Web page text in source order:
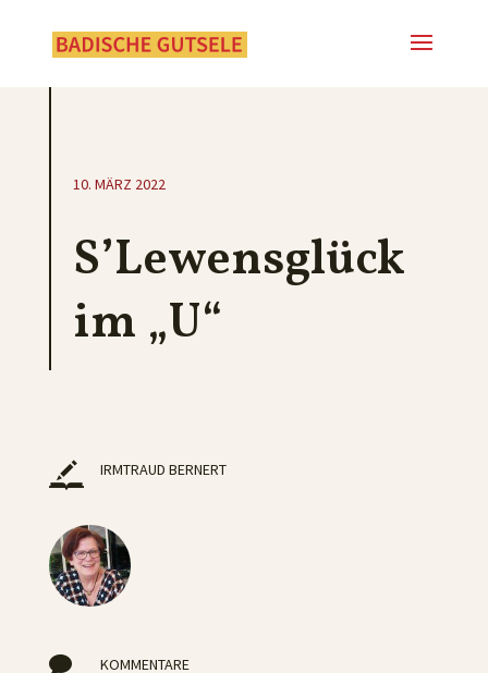
10. MÄRZ 2022
S’Lewensglück
im „U“
IRMTRAUD BERNERT

KOMMENTARE